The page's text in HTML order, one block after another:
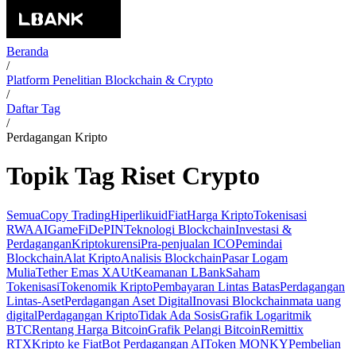
Beranda
/
Platform Penelitian Blockchain & Crypto
/
Daftar Tag
/
Perdagangan Kripto
Topik Tag Riset Crypto
SemuaCopy TradingHiperlikuidFiatHarga KriptoTokenisasi
RWAAIGameFiDePINTeknologi BlockchainInvestasi &
PerdaganganKriptokurensiPra-penjualan ICOPemindai
BlockchainAlat KriptoAnalisis BlockchainPasar Logam
MuliaTether Emas XAUtKeamanan LBankSaham
TokenisasiTokenomik KriptoPembayaran Lintas BatasPerdagangan
Lintas-AsetPerdagangan Aset DigitalInovasi Blockchainmata uang
digitalPerdagangan KriptoTidak Ada SosisGrafik Logaritmik
BTCRentang Harga BitcoinGrafik Pelangi BitcoinRemittix
RTXKripto ke FiatBot Perdagangan AIToken MONKYPembelian